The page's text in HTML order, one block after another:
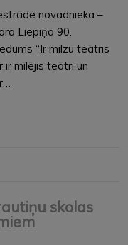
novadnieka –
Liepiņa 90.
“Ir milzu teātris
ir mīlējis teātri un
skolas